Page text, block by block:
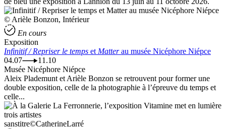
© Arièle Bonzon, Intérieur
En cours
Exposition
Infinitif / Repriser le temps et Matterau musée Nicéphore Niépce
04.07
11.10
Musée Nicéphore Niépce
Aleix Plademunt et Arièle Bonzon se retrouvent pour former une
double exposition, celle de la photographie à l’épreuve du temps et
celle...
sanstitre©CatherineLarré